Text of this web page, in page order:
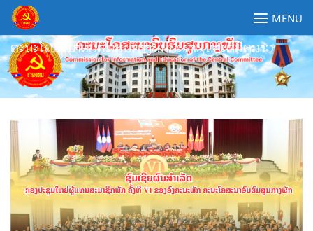
Skip
content
ຄະນະໂຄສະນາອົບຮົມສູນກາງພັກປະຊາຊົນປະຕິວັດລາວ
MENU